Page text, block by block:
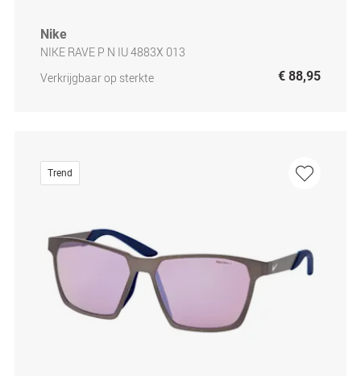
Nike
NIKE RAVE P N IU 4883X 013
Verkrijgbaar op sterkte
€ 88,95
Trend